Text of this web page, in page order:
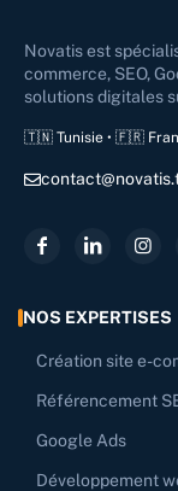
Novatis est
commerce, SEO,
solutions digitales
🇹🇳 Tunisie • 🇫🇷
NOS EXPERTISES
Création site e-
Référencement
Google Ads
Développement